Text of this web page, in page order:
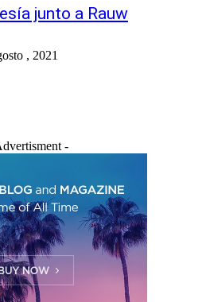
junto a Rauw
, 2021
-